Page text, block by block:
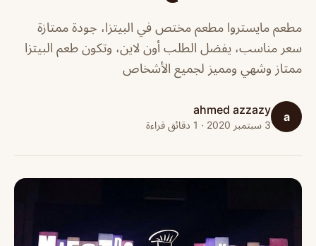
مطعم مايستروا مطعم مختص في البيتزا، جودة ممتازة
سعر مناسب، يفضل الطلب أون لاين، وتكون طعم البيتزا
ممتاز وشهي ومميز لجميع الأشخاص
a
ahmed azzazy
3 سبتمبر 2020 · 1 دقائق قراءة